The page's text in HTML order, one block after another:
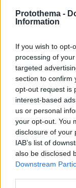
Protothema -
Information
If you wish to opt-
processing of
targeted
section to confirm
opt-out request is
interest-based
us or personal
your opt-out. You
disclosure of your
IAB’s list of
also be disclosed
Downstream
οριστική λύση
Οριστική
να δώσει η
Θεμιστοκλής
Επιμελητής της
Κλινικής του
σχετικά με τη
της χοληδόχου
αντιμετώπισής
09.02.2023, 16:48